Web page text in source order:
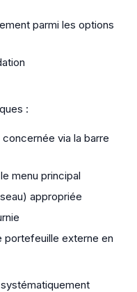
parmi les options
:
via la barre
menu principal
appropriée
portefeuille externe en